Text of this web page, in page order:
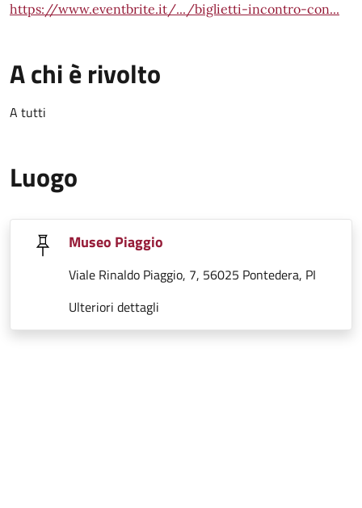
https://www.eventbrite.it/.../biglietti-incontro-con...
A chi è rivolto
A tutti
Luogo
Museo Piaggio
Viale Rinaldo Piaggio, 7, 56025 Pontedera, PI
Ulteriori dettagli